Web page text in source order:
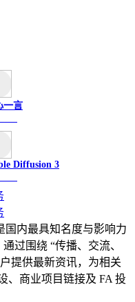
一言
Diffusion 3
国内最具知名度与影响力
过围绕 “传播、交流、
提供最新资讯，为相关
、商业项目链接及 FA 投